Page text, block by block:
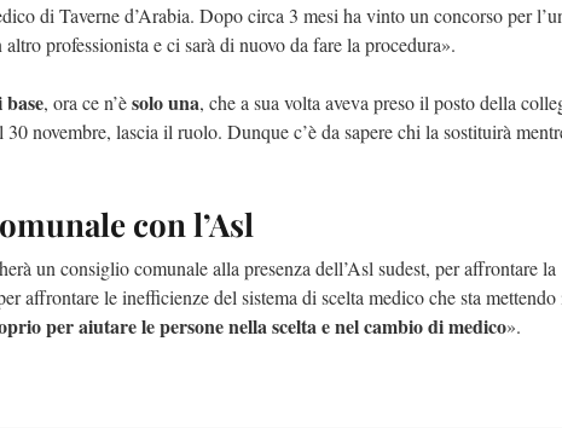
di Taverne d’Arabia. Dopo circa 3 mesi ha vinto un concorso per
professionista e ci sarà di nuovo da fare la procedura».
, ora ce n’èsolo una, che a sua volta aveva preso il posto della
novembre, lascia il ruolo. Dunque c’è da sapere chi la sostituirà
con l’Asl
un consiglio comunale alla presenza dell’Asl sudest, per affrontare la
affrontare le inefficienze del sistema di scelta medico che sta mettendo
per aiutare le persone nella scelta e nel cambio di medico».